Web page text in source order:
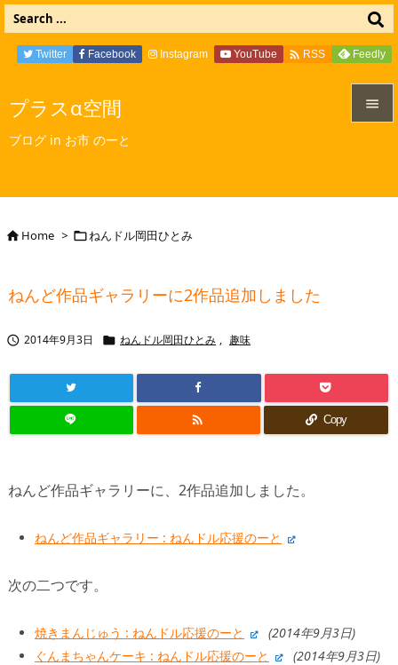
プラスα空間
ブログ in お市 のーと

Twitter Facebook Instagram YouTube  RSS Feedly
Home > ねんドル岡田ひとみ
ねんど作品ギャラリーに2作品追加しました
 2014年9月3日  ねんドル岡田ひとみ , 趣味
 Copy
ねんど作品ギャラリーに、2作品追加しました。
ねんど作品ギャラリー : ねんドル応援のーと
次の二つです。
焼きまんじゅう : ねんドル応援のーと
(2014年9月3日)
ぐんまちゃんケーキ : ねんドル応援のーと
(2014年9月3日)